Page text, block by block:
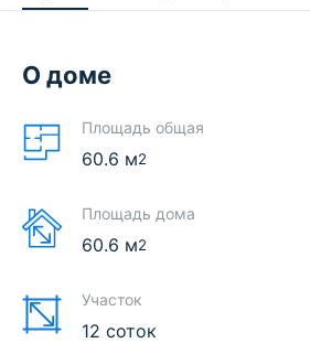
О доме
Площадь общая
60.6 м2
Площадь дома
60.6 м2
Участок
12 соток